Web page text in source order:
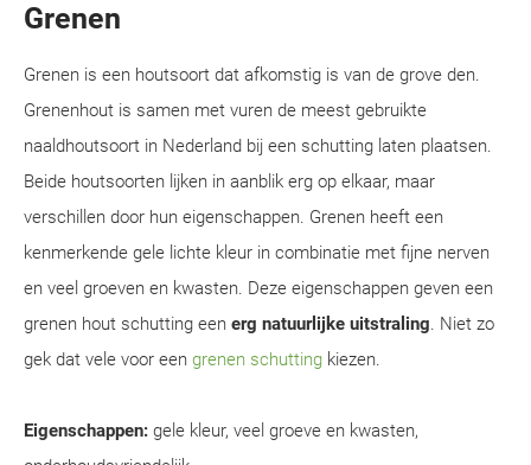
Grenen
Grenen is een houtsoort dat afkomstig is van de grove den.
Grenenhout is samen met vuren de meest gebruikte
naaldhoutsoort in Nederland bij een schutting laten plaatsen.
Beide houtsoorten lijken in aanblik erg op elkaar, maar
verschillen door hun eigenschappen. Grenen heeft een
kenmerkende gele lichte kleur in combinatie met fijne nerven
en veel groeven en kwasten. Deze eigenschappen geven een
grenen hout schutting een erg natuurlijke uitstraling. Niet zo
gek dat vele voor een grenen schutting kiezen.
Eigenschappen: gele kleur, veel groeve en kwasten,